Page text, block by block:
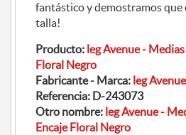
fantástico y demostramos que
talla!
Producto: leg Avenue -
Floral Negro
Fabricante - Marca: leg
Referencia: D-243073
Otro nombre: leg Avenue -
Encaje Floral Negro